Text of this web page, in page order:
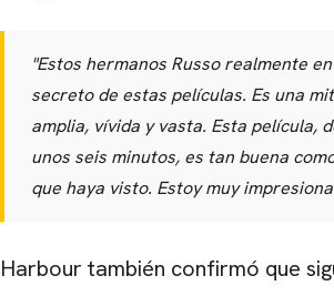
"Estos hermanos Russo realmente
secreto de estas películas. Es una
amplia, vívida y vasta. Esta película,
unos seis minutos, es tan buena
que haya visto. Estoy muy
Harbour también confirmó que